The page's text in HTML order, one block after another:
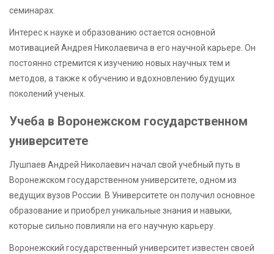
семинарах.
Интерес к науке и образованию остается основной
мотивацией Андрея Николаевича в его научной карьере. Он
постоянно стремится к изучению новых научных тем и
методов, а также к обучению и вдохновлению будущих
поколений ученых.
Учеба в Воронежском государственном
университете
Лушпаев Андрей Николаевич начал свой учебный путь в
Воронежском государственном университете, одном из
ведущих вузов России. В Университете он получил основное
образование и приобрел уникальные знания и навыки,
которые сильно повлияли на его научную карьеру.
Воронежский государственный университет известен своей